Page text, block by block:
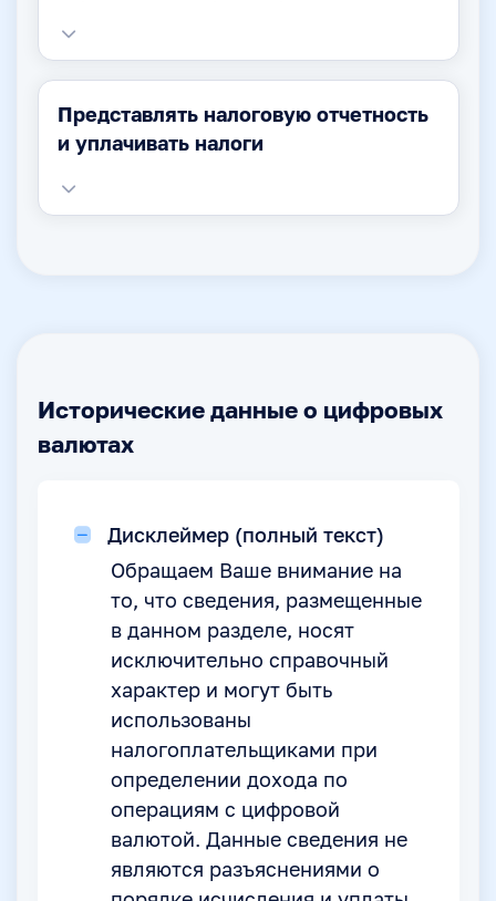
Представлять налоговую отчетность
и уплачивать налоги
Исторические данные о цифровых
валютах
Дисклеймер (полный текст)
Обращаем Ваше внимание на
то, что сведения, размещенные
в данном разделе, носят
исключительно справочный
характер и могут быть
использованы
налогоплательщиками при
определении дохода по
операциям с цифровой
валютой. Данные сведения не
являются разъяснениями о